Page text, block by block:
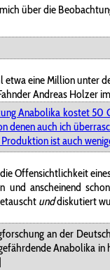
über die
eine Million unter
Andreas Holzer
Anabolika kostet
denen auch ich
ist auch
Offensichtlichkeit
anscheinend
unddiskutiert
an der
Anabolika